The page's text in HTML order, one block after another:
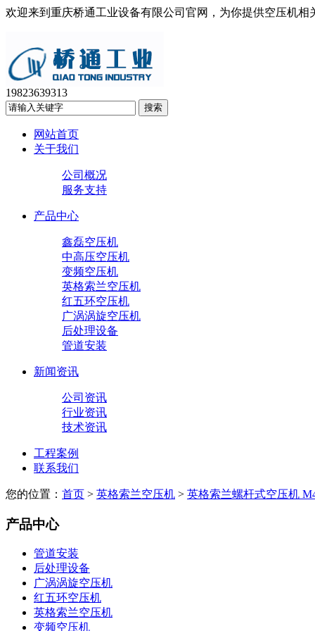
欢迎来到重庆桥通工业设备有限公司官网，为你提供空压机相
19823639313
网站首页
关于我们
公司概况
服务支持
产品中心
鑫磊空压机
中高压空压机
变频空压机
英格索兰空压机
红五环空压机
广涡涡旋空压机
后处理设备
管道安装
新闻资讯
公司资讯
行业资讯
技术资讯
工程案例
联系我们
您的位置： 首页 > 英格索兰空压机 > 英格索兰螺杆式空压机
产品中心
管道安装
后处理设备
广涡涡旋空压机
红五环空压机
英格索兰空压机
变频空压机